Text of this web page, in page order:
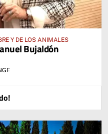
Y DE LOS ANIMALES